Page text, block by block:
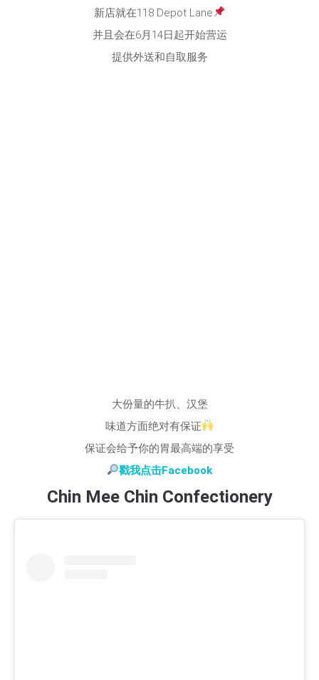
新店就在118 Depot Lane
并且会在6月14日起开始营运
提供外送和自取服务
大份量的牛扒、汉堡
味道方面绝对有保证
保证会给予你的胃最高端的享受
戳我点击Facebook
Chin Mee Chin Confectionery